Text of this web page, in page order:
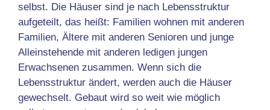
selbst. Die Häuser sind je nach Lebensstruktur
aufgeteilt, das heißt: Familien wohnen mit anderen
Familien, Ältere mit anderen Senioren und junge
Alleinstehende mit anderen ledigen jungen
Erwachsenen zusammen. Wenn sich die
Lebensstruktur ändert, werden auch die Häuser
gewechselt. Gebaut wird so weit wie möglich